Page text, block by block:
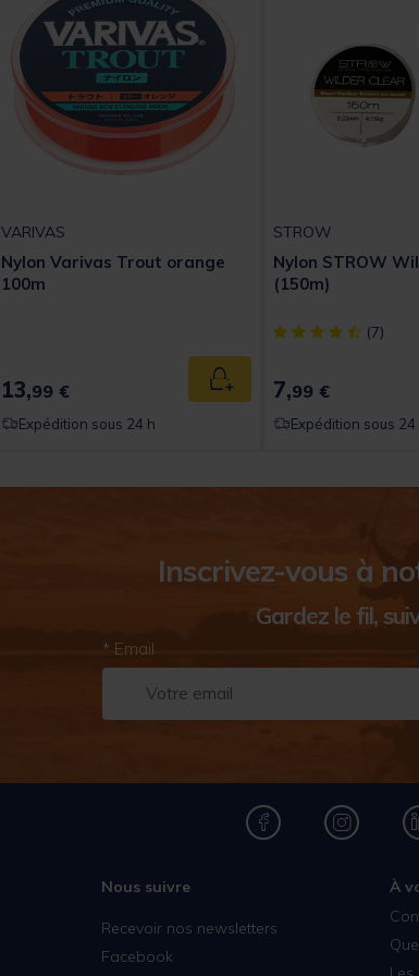
VARIVAS
Nylon Varivas Trout orange
100m
13,99 € Ajouter au panier
Expédition sous 24 h
STROW
Nylon STROW
(150m)
[object Object] out
(7)
7,99 €
Expédition sous 24
Inscrivez-vous à
Gardez le fil,
* Email
Nous suivre
Recevoir nos newsletters
Facebook
À